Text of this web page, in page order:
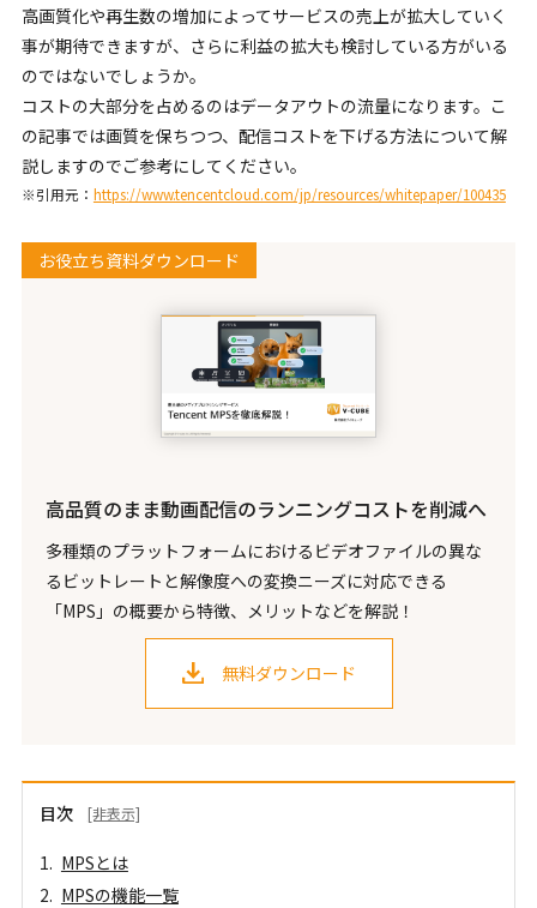
高画質化や再生数の増加によってサービスの売上が拡大していく
事が期待できますが、さらに利益の拡大も検討している方がいる
のではないでしょうか。
コストの大部分を占めるのはデータアウトの流量になります。こ
の記事では画質を保ちつつ、配信コストを下げる方法について解
説しますのでご参考にしてください。
※引用元： https://www.tencentcloud.com/jp/resources/whitepaper/100435
お役立ち資料ダウンロード
高品質のまま動画配信のランニングコストを削減へ
多種類のプラットフォームにおけるビデオファイルの異な
るビットレートと解像度への変換ニーズに対応できる
「MPS」の概要から特徴、メリットなどを解説！
無料ダウンロード
目次 [非表示]
MPSとは
MPSの機能一覧